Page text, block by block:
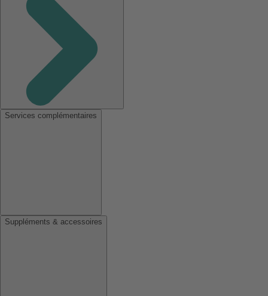
Services complémentaires
Suppléments & accessoires